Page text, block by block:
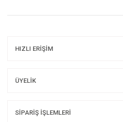
HIZLI ERİŞİM
ÜYELİK
SİPARİŞ İŞLEMLERİ